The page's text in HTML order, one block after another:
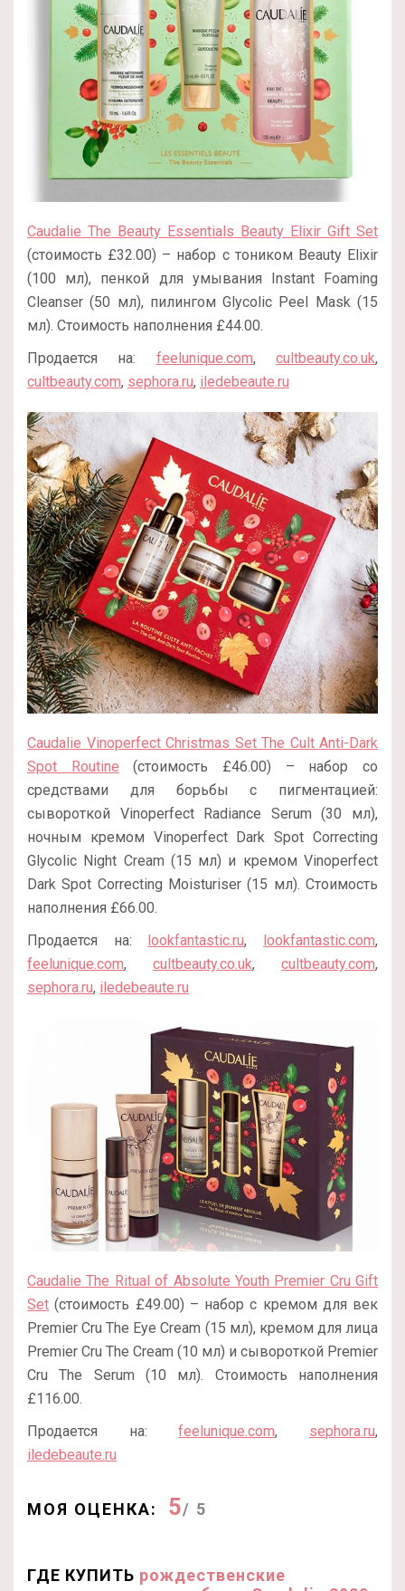
Caudalie The Beauty Essentials Beauty Elixir Gift Set
(стоимость £32.00) – набор с тоником Beauty Elixir
(100 мл), пенкой для умывания Instant Foaming
Cleanser (50 мл), пилингом Glycolic Peel Mask (15
мл). Стоимость наполнения £44.00.
Продается на: feelunique.com,cultbeauty.co.uk,
cultbeauty.com, sephora.ru, iledebeaute.ru
Caudalie Vinoperfect Christmas Set The Cult Anti-Dark
Spot Routine (стоимость £46.00) – набор со
средствами для борьбы с пигментацией:
сывороткой Vinoperfect Radiance Serum (30 мл),
ночным кремом Vinoperfect Dark Spot Correcting
Glycolic Night Cream (15 мл) и кремом Vinoperfect
Dark Spot Correcting Moisturiser (15 мл). Стоимость
наполнения £66.00.
Продается на: lookfantastic.ru, lookfantastic.com,
feelunique.com, cultbeauty.co.uk, cultbeauty.com,
sephora.ru, iledebeaute.ru
Caudalie The Ritual of Absolute Youth Premier Cru Gift
Set (стоимость £49.00) – набор с кремом для век
Premier Cru The Eye Cream (15 мл), кремом для лица
Premier Cru The Cream (10 мл) и сывороткой Premier
Cru The Serum (10 мл). Стоимость наполнения
£116.00.
Продается на:feelunique.com, sephora.ru,
iledebeaute.ru
МОЯ ОЦЕНКА: 5/ 5
ГДЕ КУПИТЬ рождественские